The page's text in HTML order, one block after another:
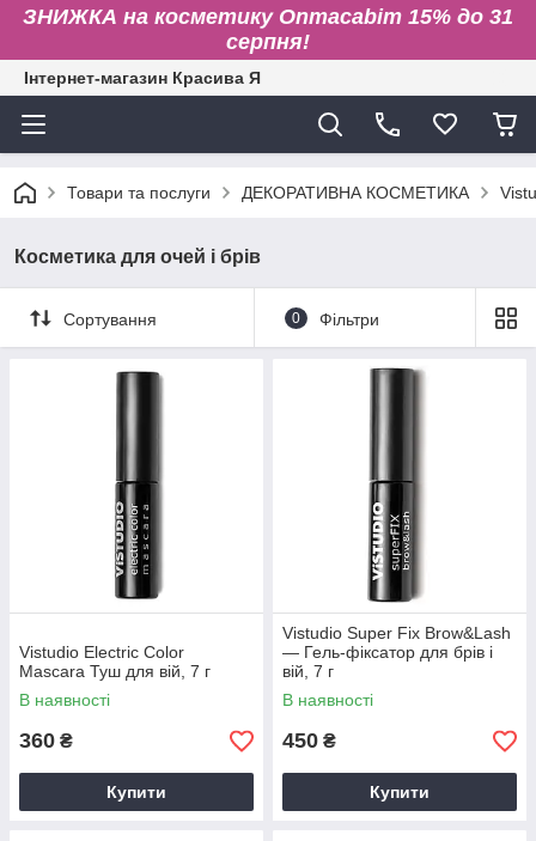
ЗНИЖКА на косметику Onmacabim 15% до 31
серпня!
Інтернет-магазин Красива Я
Товари та послуги ДЕКОРАТИВНА КОСМЕТИКА
Косметика для очей і брів
Сортування 0 Фільтри
Vistudio Electric Color
Mascara Туш для вій, 7 г
В наявності
360 ₴
Купити
Vistudio Super Fix Brow&Lash
— Гель-фіксатор для брів і
вій, 7 г
В наявності
450 ₴
Купити